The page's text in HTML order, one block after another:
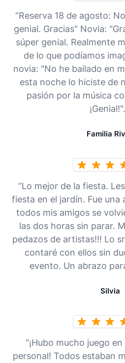
“Reserva 18 de agosto:
genial. Gracias" Novia:
súper genial. Realmente
de lo que podíamos
novia: "No he bailado en
esta noche lo hiciste de
pasión por la música
Familia
“Lo mejor de la fiesta.
fiesta en el jardín. Fue
todos mis amigos se
las dos horas sin parar.
pedazos de artistas!!! Lo
contaré con ellos sin
evento. Un abrazo
Silvia
“¡Hubo mucho juego
personal! Todos estaban